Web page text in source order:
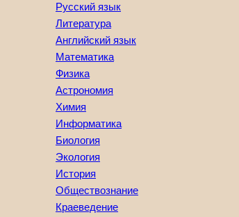
Русский язык
Литература
Английский язык
Математика
Физика
Астрономия
Химия
Информатика
Биология
Экология
История
Обществознание
Краеведение